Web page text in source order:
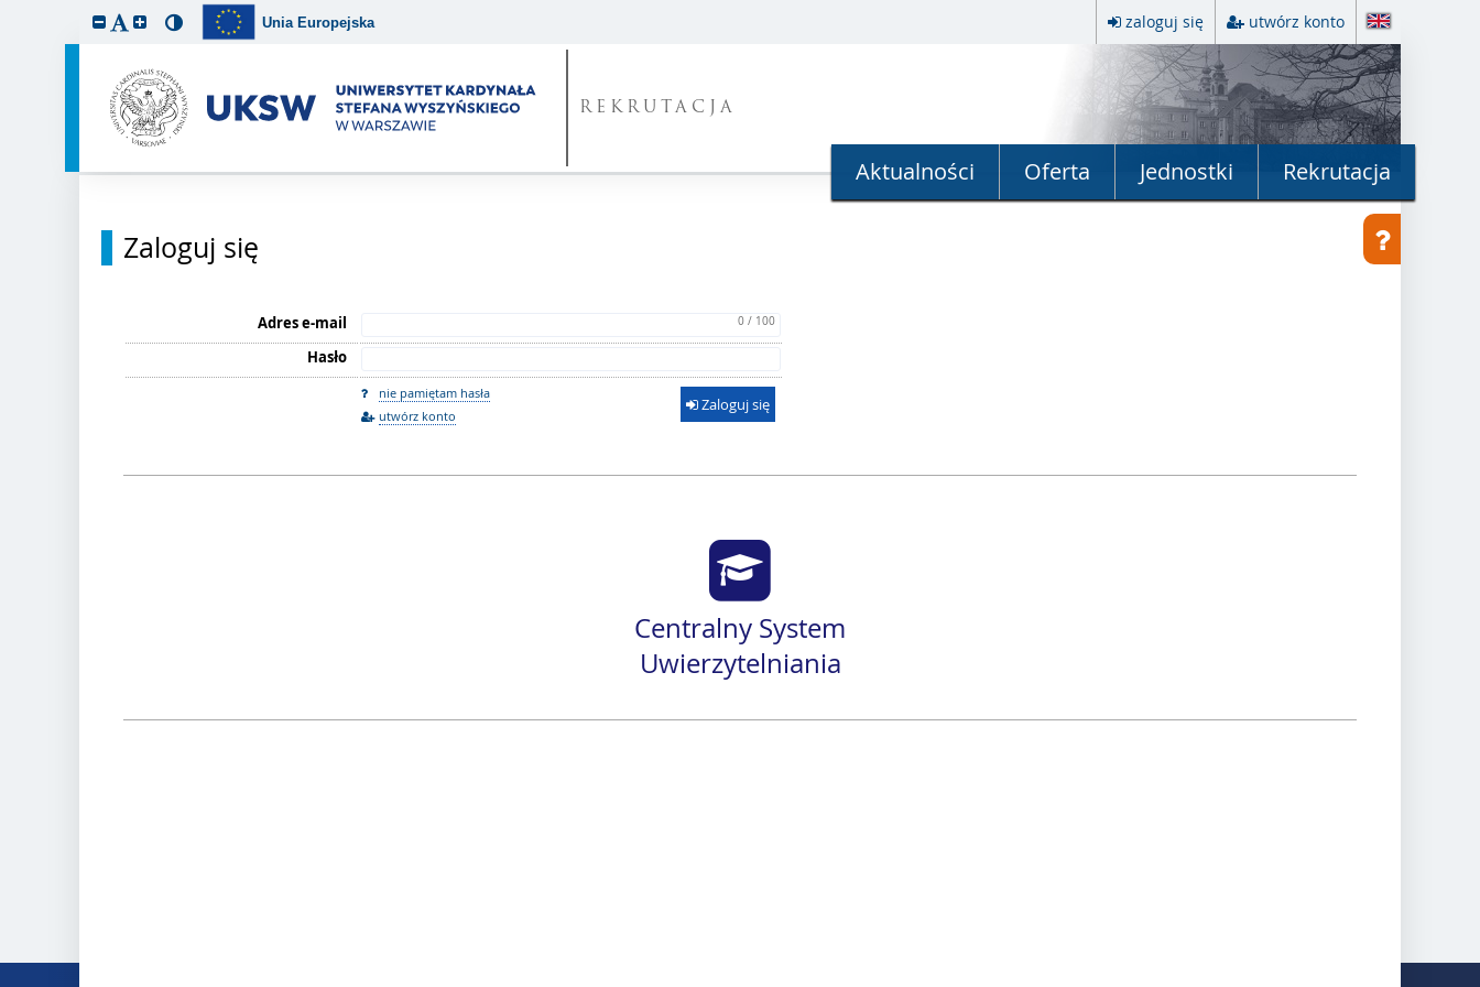
Unia Europejska zaloguj się utwórz konto
REKRUTACJA
Aktualności Oferta Jednostki Rekrutacja
Zaloguj się
Adres e-mail 0 / 100
Hasło
nie pamiętam hasła
utwórz konto
Zaloguj się
Centralny System
Uwierzytelniania